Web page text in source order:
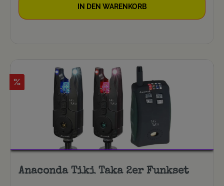
IN DEN WARENKORB
%
Anaconda Tiki Taka 2er Funkset